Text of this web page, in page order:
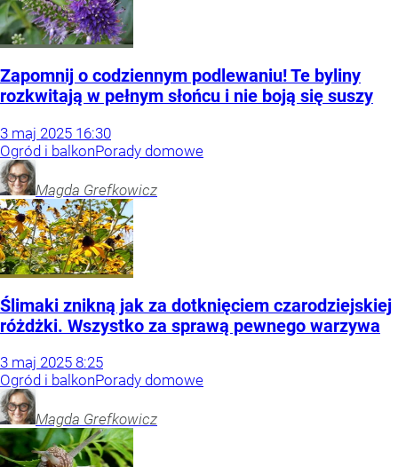
Zapomnij o codziennym podlewaniu! Te byliny
rozkwitają w pełnym słońcu i nie boją się suszy
3 maj 2025 16:30
Ogród i balkonPorady domowe
Magda Grefkowicz
Ślimaki znikną jak za dotknięciem czarodziejskiej
różdżki. Wszystko za sprawą pewnego warzywa
3 maj 2025 8:25
Ogród i balkonPorady domowe
Magda Grefkowicz